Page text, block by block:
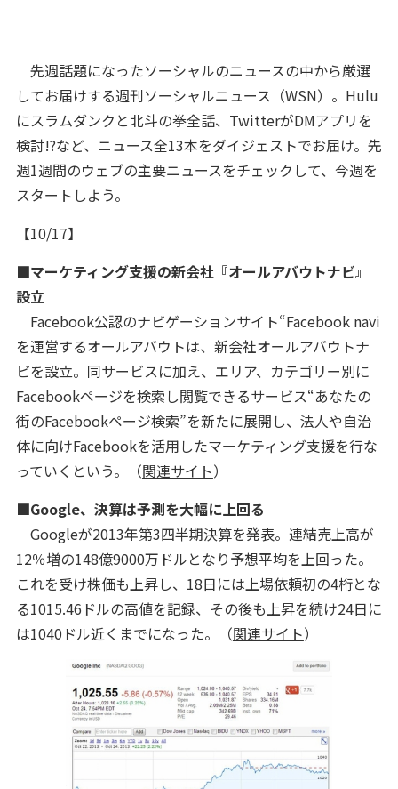
先週話題になったソーシャルのニュースの中から厳選
してお届けする週刊ソーシャルニュース（WSN）。Hulu
にスラムダンクと北斗の拳全話、TwitterがDMアプリを
検討!?など、ニュース全13本をダイジェストでお届け。先
週1週間のウェブの主要ニュースをチェックして、今週を
スタートしよう。
【10/17】
■マーケティング支援の新会社『オールアバウトナビ』
設立
Facebook公認のナビゲーションサイト“Facebook navi
を運営するオールアバウトは、新会社オールアバウトナ
ビを設立。同サービスに加え、エリア、カテゴリー別に
Facebookページを検索し閲覧できるサービス“あなたの
街のFacebookページ検索”を新たに展開し、法人や自治
体に向けFacebookを活用したマーケティング支援を行な
っていくという。（関連サイト）
■Google、決算は予測を大幅に上回る
Googleが2013年第3四半期決算を発表。連結売上高が
12％増の148億9000万ドルとなり予想平均を上回った。
これを受け株価も上昇し、18日には上場依頼初の4桁とな
る1015.46ドルの高値を記録、その後も上昇を続け24日に
は1040ドル近くまでになった。（関連サイト）